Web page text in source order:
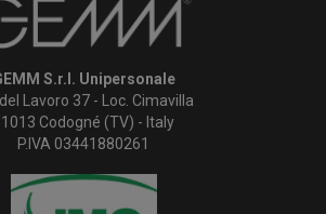
S.r.l. Unipersonale
Lavoro 37 - Loc. Cimavilla
Codogné (TV) - Italy
P.IVA 03441880261